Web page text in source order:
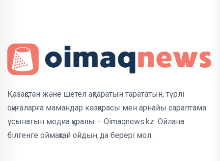
Қазақстан және шетел ақпаратын тарататын, түрлі
оқиғаларға мамандар көзқарасы мен арнайы сараптама
ұсынатын медиа құралы – Oimaqnews.kz. Ойлана
білгенге оймақтай ойдың да берері мол.